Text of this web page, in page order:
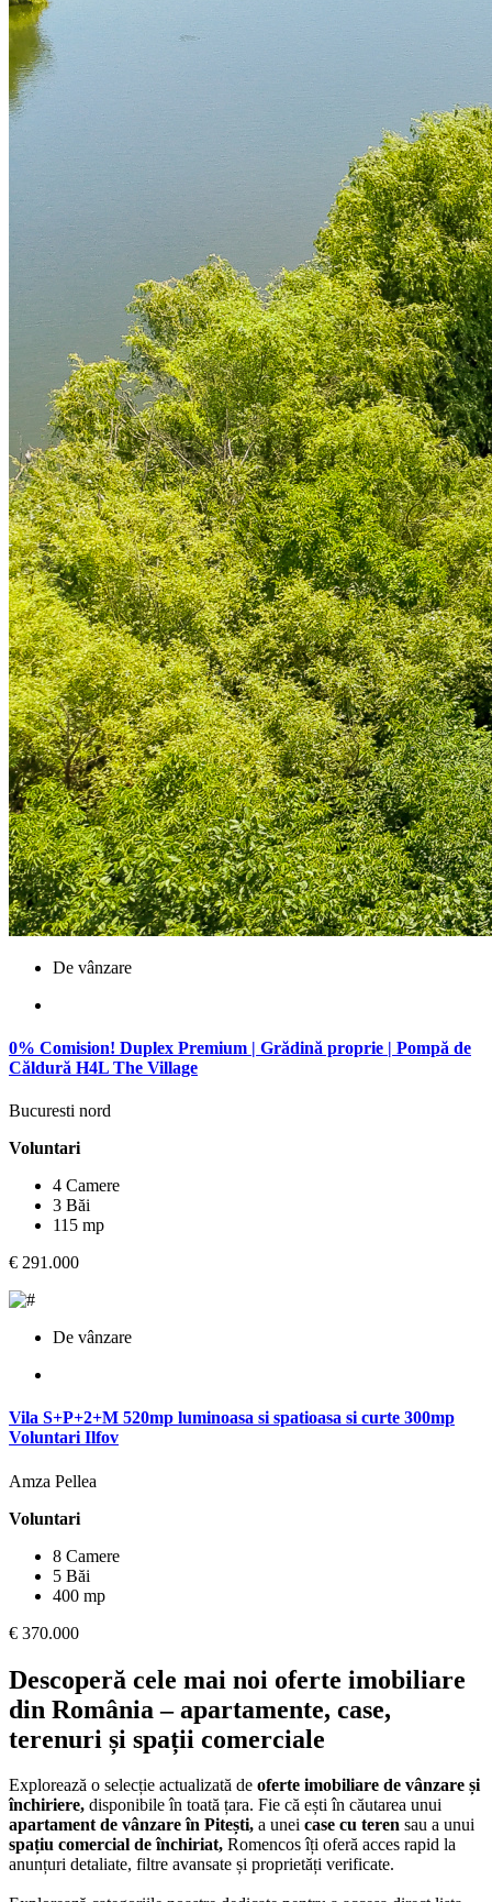
De vânzare
0% Comision! Duplex Premium | Grădină proprie | Pompă de
Căldură H4L The Village
Bucuresti nord
Voluntari
4 Camere
3 Băi
115 mp
€ 291.000
De vânzare
Vila S+P+2+M 520mp luminoasa si spatioasa si curte 300mp
Voluntari Ilfov
Amza Pellea
Voluntari
8 Camere
5 Băi
400 mp
€ 370.000
Descoperă cele mai noi oferte imobiliare
din România – apartamente, case,
terenuri și spații comerciale
Explorează o selecție actualizată de oferte imobiliare de vânzare și
închiriere, disponibile în toată țara. Fie că ești în căutarea unui
apartament de vânzare în Pitești, a unei case cu teren sau a unui
spațiu comercial de închiriat, Romencos îți oferă acces rapid la
anunțuri detaliate, filtre avansate și proprietăți verificate.